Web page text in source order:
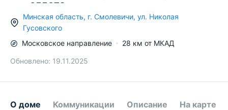
код 655072
Минская область, г. Смолевичи, ул. Николая
Гусовского
Московское направление 28 км от МКАД
Обновлено: 19.11.2025
О доме Коммуникации Описание На карте